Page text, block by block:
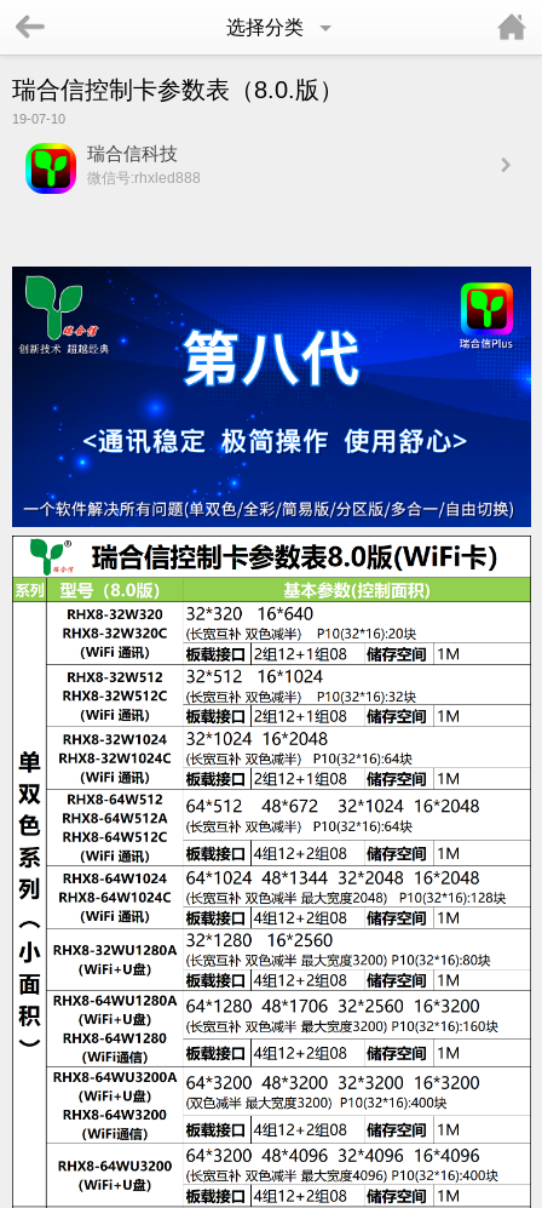
选择分类
瑞合信控制卡参数表（8.0.版）
19-07-10
瑞合信科技
微信号:rhxled888